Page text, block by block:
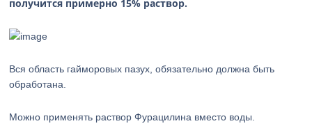
получится примерно 15% раствор.
Вся область гайморовых пазух, обязательно должна быть
обработана.
Можно применять раствор Фурацилина вместо воды.